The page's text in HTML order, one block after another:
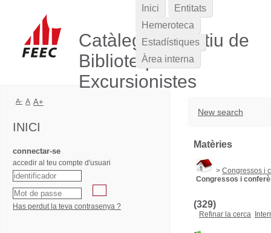
Catàleg Col·lectiu de
Biblioteques
Excursionistes
New search
Matèries
> Congressos i
Congressos i
(329)
Refinar la cerca
Inici
Entitats
Hemeroteca
Estadístiques
Àrea interna
A- A A+
INICI
connectar-se
accedir al teu compte d'usuari
Has perdut la teva contrasenya ?